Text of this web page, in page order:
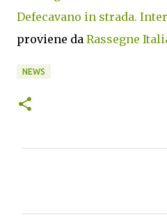
Defecavano in strada.
proviene da Rassegne
NEWS